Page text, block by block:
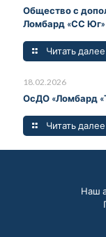
Общество с
Ломбард «СС Юг»
Читать далее
18.02.2026
ОсДО «Ломбард
Читать далее
Наш